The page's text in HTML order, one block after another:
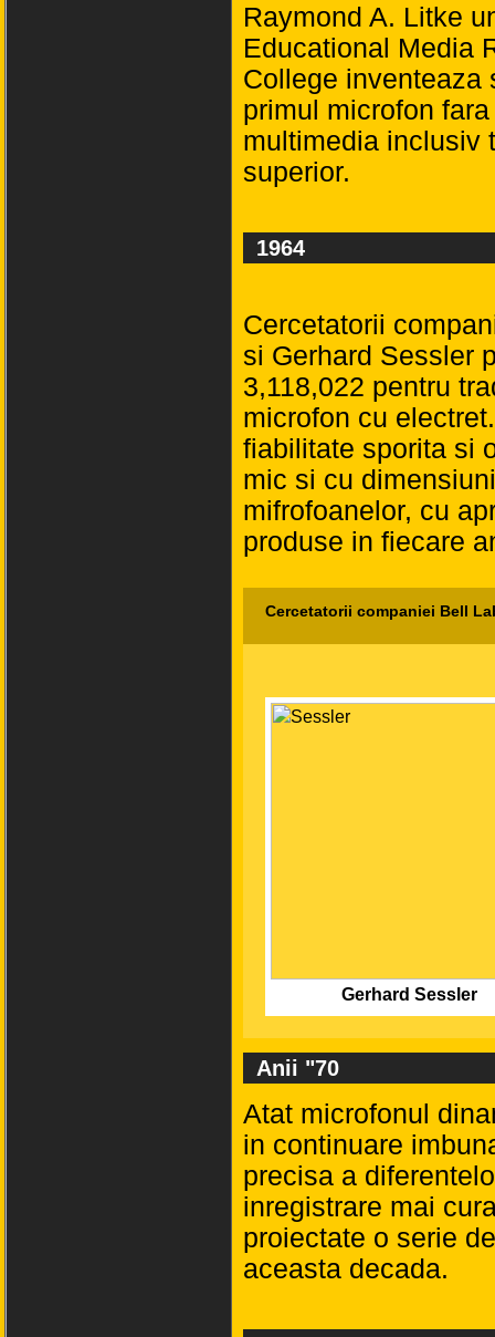
Raymond A. Litke
Educational Media
College inventeaza
primul microfon
multimedia inclusiv
superior.
1964
Cercetatorii
si Gerhard Sessler
3,118,022 pentru
microfon cu
fiabilitate sporita si
mic si cu
mifrofoanelor, cu
produse in fiecare
Cercetatorii companiei Bell
Gerhard Sessler
Anii "70
Atat microfonul
in continuare
precisa a
inregistrare mai
proiectate o serie
aceasta decada.